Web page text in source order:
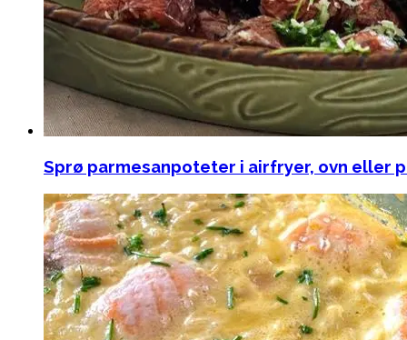
Sprø parmesanpoteter i airfryer, ovn eller